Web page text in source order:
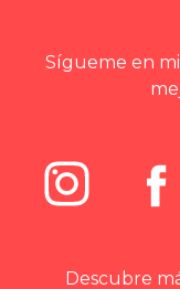
Sígueme en
Descubre